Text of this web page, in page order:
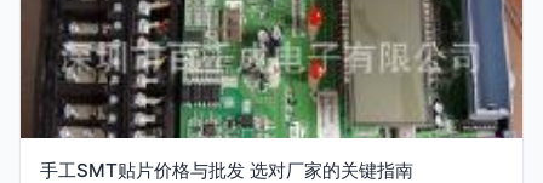
手工SMT贴片价格与批发 选对厂家的关键指南